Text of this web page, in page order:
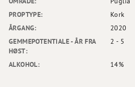
PROPTYPE:
Kork
ÅRGANG:
2020
GEMMEPOTENTIALE - ÅR FRA
HØST:
2 - 5
ALKOHOL: 14%